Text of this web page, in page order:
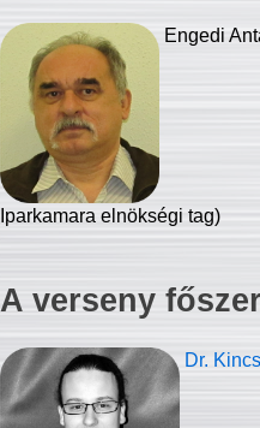
Engedi
Iparkamara elnökségi tag)
A verseny
Dr.